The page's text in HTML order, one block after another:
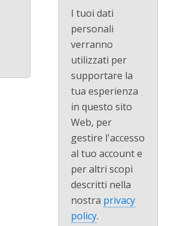
I tuoi dati
personali
verranno
utilizzati per
supportare la
tua esperienza
in questo sito
Web, per
gestire l'accesso
al tuo account e
per altri scopi
descritti nella
nostra privacy
policy.